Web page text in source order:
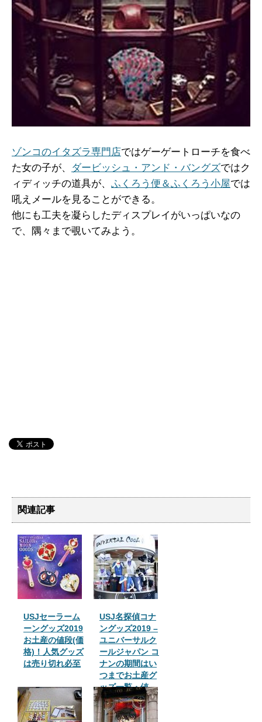
ゾンコのイタズラ専門店ではゲーゲートローチを食べ
た女の子が、
ダービッシュ・アンド・バングズではク
ィディッチの道具が、 ふくろう便＆ふくろう小屋では
吼えメールを見ることができる。
他にも工夫を凝らしたディスプレイがいっぱいなの
で、隅々まで覗いてみよう。
関連記事
USJセーラーム
ーングッズ2019
お土産の値段(価
格)！人気グッズ
は売り切れ必至
USJ名探偵コナ
ングッズ2019 –
ユニバーサルク
ールジャパン コ
ナンの期間はい
つまでお土産グ
ッズ一覧・値
段・売り場